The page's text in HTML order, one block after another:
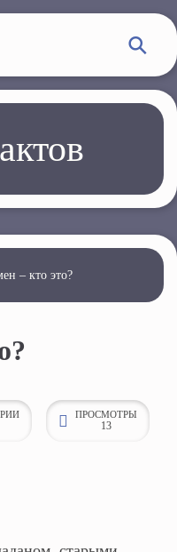
– кто это?
ПРОСМОТРЫ
13